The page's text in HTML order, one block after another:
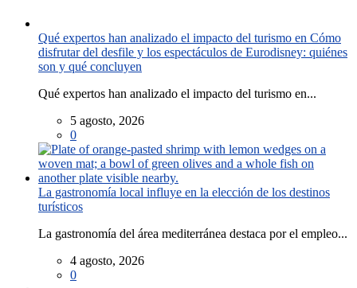
Qué expertos han analizado el impacto del turismo en Cómo
disfrutar del desfile y los espectáculos de Eurodisney: quiénes
son y qué concluyen
Qué expertos han analizado el impacto del turismo en...
5 agosto, 2026
0
La gastronomía local influye en la elección de los destinos
turísticos
La gastronomía del área mediterránea destaca por el empleo...
4 agosto, 2026
0